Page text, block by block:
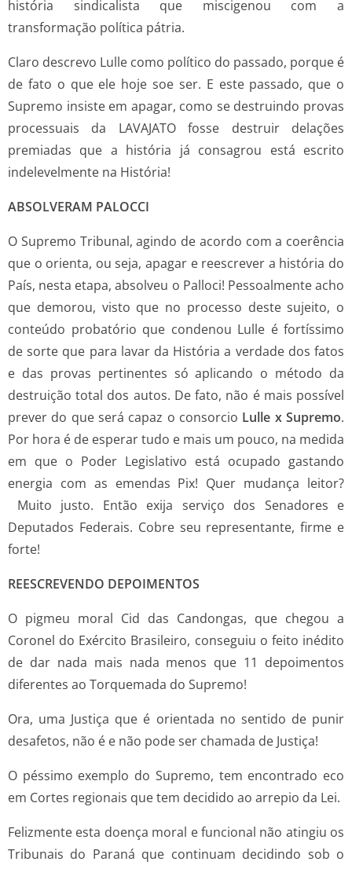
história sindicalista que miscigenou com a
transformação política pátria.
Claro descrevo Lulle como político do passado, porque é
de fato o que ele hoje soe ser. E este passado, que o
Supremo insiste em apagar, como se destruindo provas
processuais da LAVAJATO fosse destruir delações
premiadas que a história já consagrou está escrito
indelevelmente na História!
ABSOLVERAM PALOCCI
O Supremo Tribunal, agindo de acordo com a coerência
que o orienta, ou seja, apagar e reescrever a história do
País, nesta etapa, absolveu o Palloci! Pessoalmente acho
que demorou, visto que no processo deste sujeito, o
conteúdo probatório que condenou Lulle é fortíssimo
de sorte que para lavar da História a verdade dos fatos
e das provas pertinentes só aplicando o método da
destruição total dos autos. De fato, não é mais possível
prever do que será capaz o consorcio Lulle x Supremo.
Por hora é de esperar tudo e mais um pouco, na medida
em que o Poder Legislativo está ocupado gastando
energia com as emendas Pix! Quer mudança leitor?
Muito justo. Então exija serviço dos Senadores e
Deputados Federais. Cobre seu representante, firme e
forte!
REESCREVENDO DEPOIMENTOS
O pigmeu moral Cid das Candongas, que chegou a
Coronel do Exército Brasileiro, conseguiu o feito inédito
de dar nada mais nada menos que 11 depoimentos
diferentes ao Torquemada do Supremo!
Ora, uma Justiça que é orientada no sentido de punir
desafetos, não é e não pode ser chamada de Justiça!
O péssimo exemplo do Supremo, tem encontrado eco
em Cortes regionais que tem decidido ao arrepio da Lei.
Felizmente esta doença moral e funcional não atingiu os
Tribunais do Paraná que continuam decidindo sob o